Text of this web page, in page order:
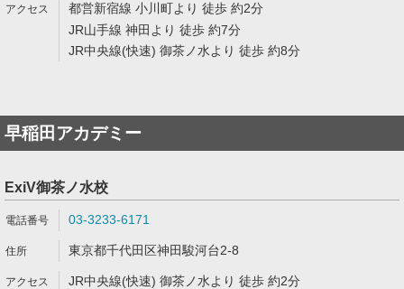
都営新宿線 小川町より 徒歩 約2分
JR山手線 神田より 徒歩 約7分
JR中央線(快速) 御茶ノ水より 徒歩 約8分
早稲田アカデミー
ExiV御茶ノ水校
03-3233-6171
東京都千代田区神田駿河台2-8
JR中央線(快速) 御茶ノ水より 徒歩 約2分